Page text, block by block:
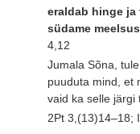
eraldab hinge
südame
4,12
Jumala Sõna,
puuduta mind, et
vaid ka selle järgi
2Pt 3,(13)14–18;